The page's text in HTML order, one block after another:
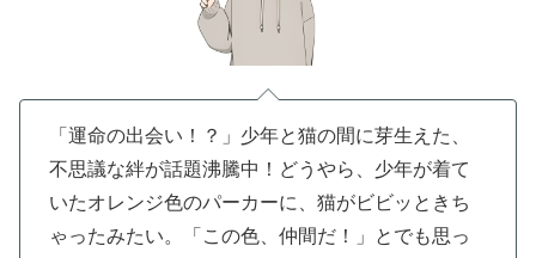
「運命の出会い！？」少年と猫の間に芽生えた、
不思議な絆が話題沸騰中！どうやら、少年が着て
いたオレンジ色のパーカーに、猫がビビッときち
ゃったみたい。「この色、仲間だ！」とでも思っ